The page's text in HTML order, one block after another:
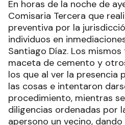
En horas de la noche de
Comisaria Tercera que
preventiva por la
individuos en
Santiago Díaz. Los
maceta de cemento y
los que al ver la presencia
las cosas e intentaron
procedimiento, mientras
diligencias ordenadas por
apersono un vecino,